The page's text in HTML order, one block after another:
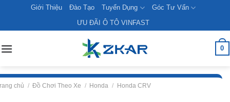
content
Giới Thiệu Đào Tạo Tuyển Dụng
Góc Tư Vấn
ƯU ĐÃI Ô TÔ VINFAST
0
chủ / Đồ Chơi Theo Xe / Honda / Honda CRV